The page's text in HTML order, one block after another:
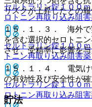
セルトラリン錠１００
ロトニン再取り込み阻害
セルトラリン錠１００ｍ
トニン再取り込み阻害薬
セルトラリン錠１００
ロトニン再取り込み阻害
リスクが上昇したとの
１５．１．３． 海外で
を含む選択的セロトニ
させ、受精率に影響を
１５．１．４． 電気け
の有効性及び安全性が確
貯法